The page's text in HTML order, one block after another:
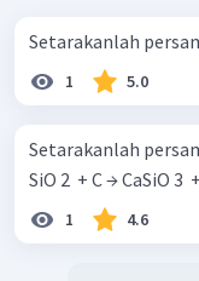
Dengan demikian,
1 5.0
Setarakanlah persamaan
SiO 2 ​ + C → CaSiO 3
1 4.6